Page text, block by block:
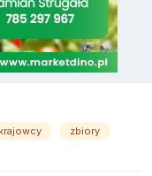
zbiory